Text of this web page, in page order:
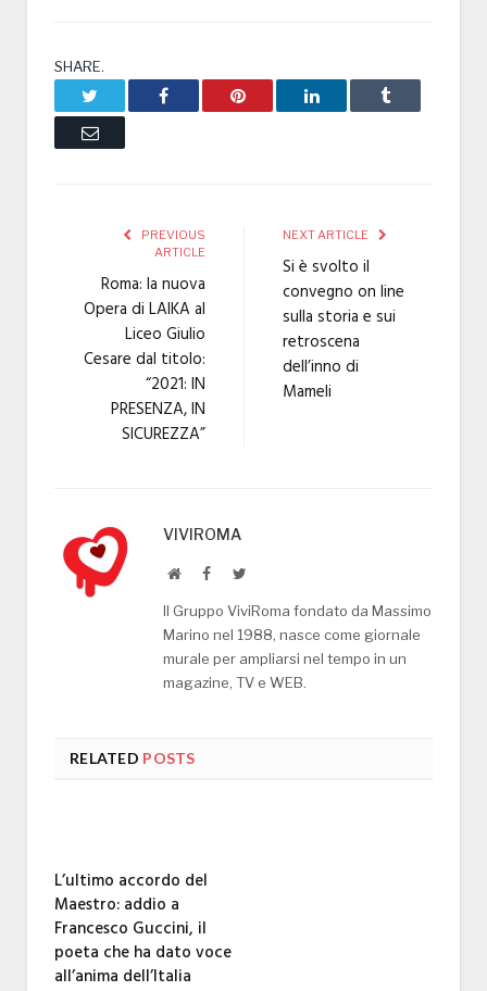
SHARE.
Facebook Pinterest LinkedIn Tumblr
Email
PREVIOUS
ARTICLE
Roma: la nuova
Opera di LAIKA al
Liceo Giulio
Cesare dal titolo:
“2021: IN
PRESENZA, IN
SICUREZZA”
NEXT ARTICLE
Si è svolto il
convegno on line
sulla storia e sui
retroscena
dell’inno di
Mameli
VIVIROMA
WebsiteFacebookTwitter
Il Gruppo ViviRoma fondato da Massimo
Marino nel 1988, nasce come giornale
murale per ampliarsi nel tempo in un
magazine, TV e WEB.
RELATED POSTS
L’ultimo accordo del
Maestro: addio a
Francesco Guccini, il
poeta che ha dato voce
all’anima dell’Italia